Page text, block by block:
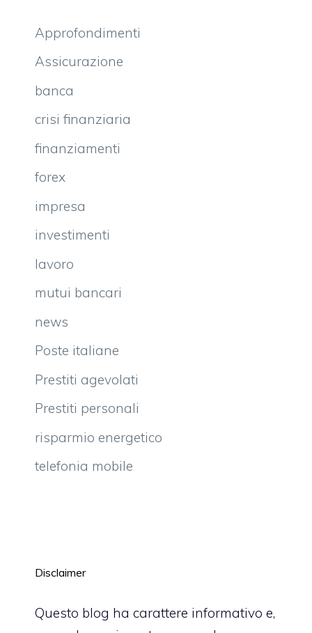
Approfondimenti
Assicurazione
banca
crisi finanziaria
finanziamenti
forex
impresa
investimenti
lavoro
mutui bancari
news
Poste italiane
Prestiti agevolati
Prestiti personali
risparmio energetico
telefonia mobile
Disclaimer
Questo blog ha carattere informativo e,